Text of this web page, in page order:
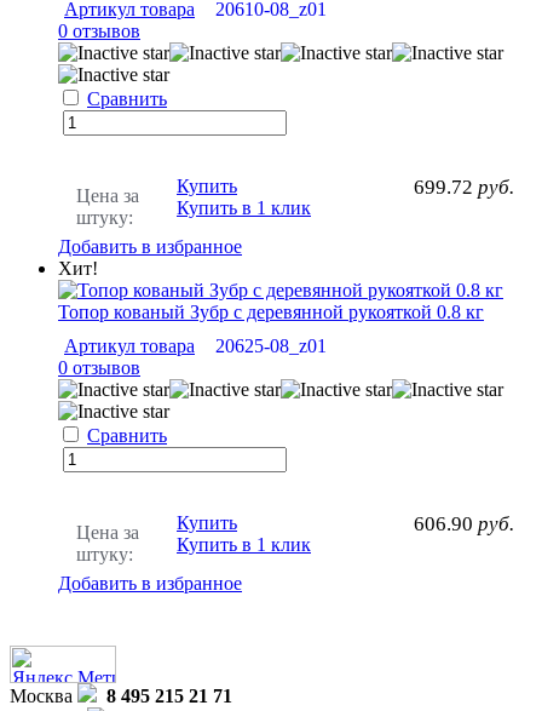
Артикул товара
20610-08_z01
0 отзывов
Сравнить
Цена за
штуку:
699.72 руб.
Купить
Купить в 1 клик
Добавить в избранное
Хит!
Топор кованый Зубр с деревянной рукояткой 0.8 кг
Артикул товара
20625-08_z01
0 отзывов
Сравнить
Цена за
штуку:
606.90 руб.
Купить
Купить в 1 клик
Добавить в избранное
Москва
8 495 215 21 71